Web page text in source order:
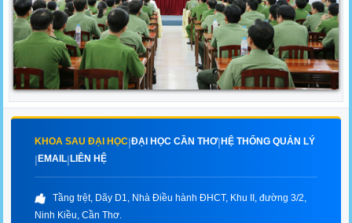
KHOA SAU ĐẠI HỌC |ĐẠI HỌC CẦN THƠ|HỆ THỐNG QUẢN LÝ
|EMAIL |LIÊN HỆ
Tầng trệt, Dãy D1, Nhà Điều hành ĐHCT, Khu II, đường 3/2,
Ninh Kiều, Cần Thơ.